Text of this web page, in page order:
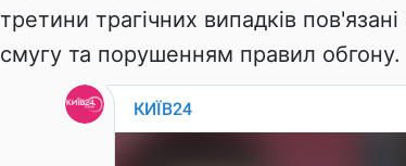
третини трагічних випадків
смугу та порушенням правил обгону.